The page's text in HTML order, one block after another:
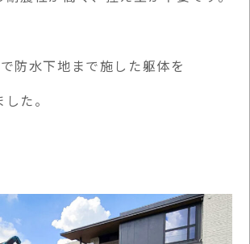
防水下地まで施した躯体を
た。